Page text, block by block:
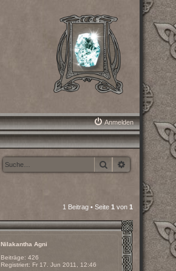
Anmelden
Suche Erweiterte
1 Beitrag • Seite1 von1
Nilakantha Agni
Beiträge: 426
Registriert: Fr 17. Jun 2011, 12:46